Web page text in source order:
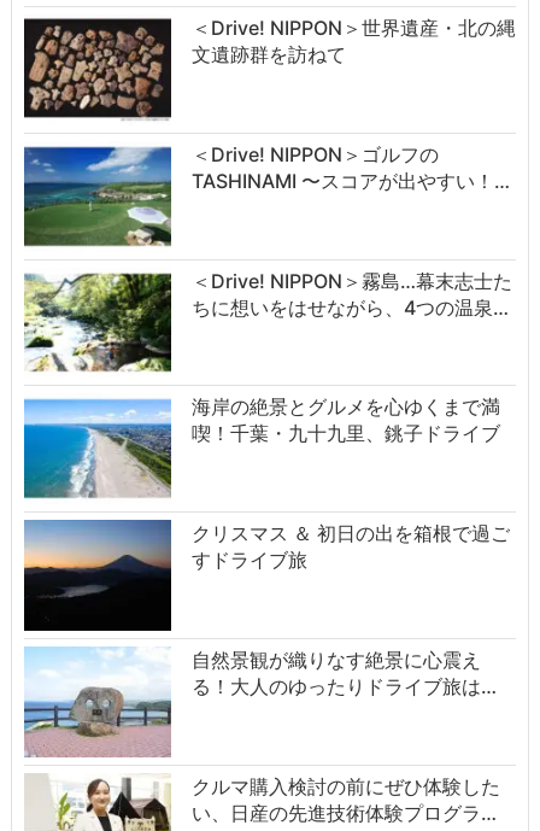
＜Drive! NIPPON＞世界遺産・北の縄
文遺跡群を訪ねて
＜Drive! NIPPON＞ゴルフの
TASHINAMI 〜スコアが出やすい！…
＜Drive! NIPPON＞霧島…幕末志士た
ちに想いをはせながら、4つの温泉…
海岸の絶景とグルメを心ゆくまで満
喫！千葉・九十九里、銚子ドライブ
クリスマス ＆ 初日の出を箱根で過ご
すドライブ旅
自然景観が織りなす絶景に心震え
る！大人のゆったりドライブ旅は…
クルマ購入検討の前にぜひ体験した
い、日産の先進技術体験プログラ…